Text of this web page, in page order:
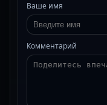
Ваше имя
Комментарий